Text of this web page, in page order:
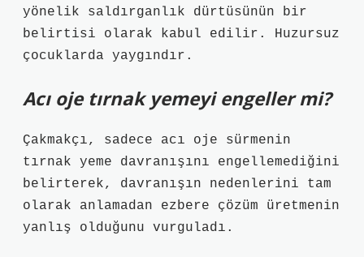
yönelik saldırganlık dürtüsünün bir
belirtisi olarak kabul edilir. Huzursuz
çocuklarda yaygındır.
Acı oje tırnak yemeyi engeller mi?
Çakmakçı, sadece acı oje sürmenin
tırnak yeme davranışını engellemediğini
belirterek, davranışın nedenlerini tam
olarak anlamadan ezbere çözüm üretmenin
yanlış olduğunu vurguladı.